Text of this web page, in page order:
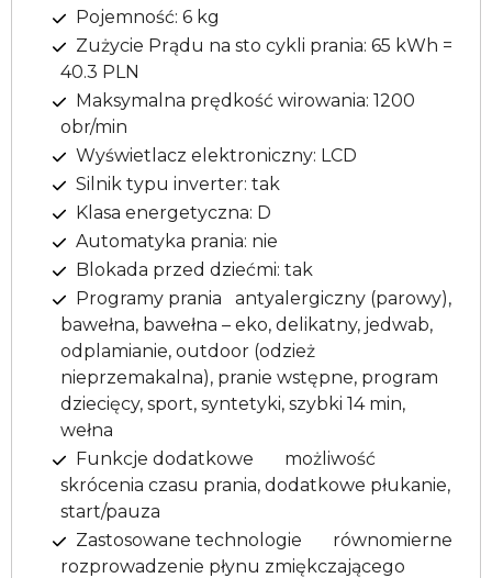
Pojemność: 6 kg
Zużycie Prądu na sto cykli prania: 65 kWh =
40.3 PLN
Maksymalna prędkość wirowania: 1200
obr/min
Wyświetlacz elektroniczny: LCD
Silnik typu inverter: tak
Klasa energetyczna: D
Automatyka prania: nie
Blokada przed dziećmi: tak
Programy prania antyalergiczny (parowy),
bawełna, bawełna – eko, delikatny, jedwab,
odplamianie, outdoor (odzież
nieprzemakalna), pranie wstępne, program
dziecięcy, sport, syntetyki, szybki 14 min,
wełna
Funkcje dodatkowe możliwość
skrócenia czasu prania, dodatkowe płukanie,
start/pauza
Zastosowane technologie równomierne
rozprowadzenie płynu zmiękczającego